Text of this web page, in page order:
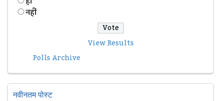
नहीं
View Results
Polls Archive
नवीनतम पोस्ट